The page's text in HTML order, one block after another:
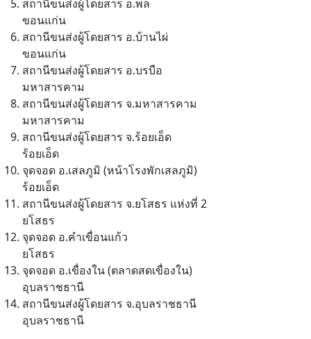
สถานีขนส่งผู้โดยสาร อ.พล
ขอนแก่น
สถานีขนส่งผู้โดยสาร อ.บ้านไผ่
ขอนแก่น
สถานีขนส่งผู้โดยสาร อ.บรบือ
มหาสารคาม
สถานีขนส่งผู้โดยสาร จ.มหาสารคาม
มหาสารคาม
สถานีขนส่งผู้โดยสาร จ.ร้อยเอ็ด
ร้อยเอ็ด
จุดจอด อ.เสลภูมิ (หน้าโรงพักเสลภูมิ)
ร้อยเอ็ด
สถานีขนส่งผู้โดยสาร จ.ยโสธร แห่งที่ 2
ยโสธร
จุดจอด อ.คำเขื่อนแก้ว
ยโสธร
จุดจอด อ.เขื่องใน (ตลาดสดเขื่องใน)
อุบลราชธานี
สถานีขนส่งผู้โดยสาร จ.อุบลราชธานี
อุบลราชธานี